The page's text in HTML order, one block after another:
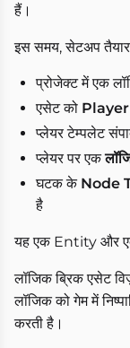
हैं।
इस समय, सेटअप
प्रोजेक्ट में एक
एसेट को Player
प्लेयर टेम्पलेट
प्लेयर पर एक
घटक के Node
है
यह एक Entity और
लॉजिक ब्रिक एसेट
लॉजिक को गेम में
करती है।